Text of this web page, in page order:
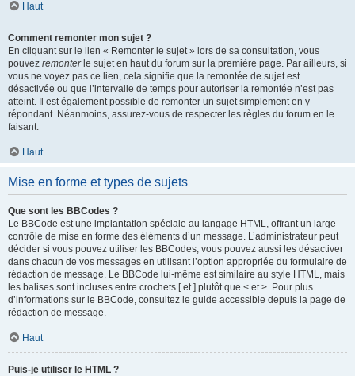
Haut
Comment remonter mon sujet ?
En cliquant sur le lien « Remonter le sujet » lors de sa consultation, vous
pouvez remonterle sujet en haut du forum sur la première page. Par ailleurs, si
vous ne voyez pas ce lien, cela signifie que la remontée de sujet est
désactivée ou que l’intervalle de temps pour autoriser la remontée n’est pas
atteint. Il est également possible de remonter un sujet simplement en y
répondant. Néanmoins, assurez-vous de respecter les règles du forum en le
faisant.
Haut
Mise en forme et types de sujets
Que sont les BBCodes ?
Le BBCode est une implantation spéciale au langage HTML, offrant un large
contrôle de mise en forme des éléments d’un message. L’administrateur peut
décider si vous pouvez utiliser les BBCodes, vous pouvez aussi les désactiver
dans chacun de vos messages en utilisant l’option appropriée du formulaire de
rédaction de message. Le BBCode lui-même est similaire au style HTML, mais
les balises sont incluses entre crochets [ et ] plutôt que < et >. Pour plus
d’informations sur le BBCode, consultez le guide accessible depuis la page de
rédaction de message.
Haut
Puis-je utiliser le HTML ?